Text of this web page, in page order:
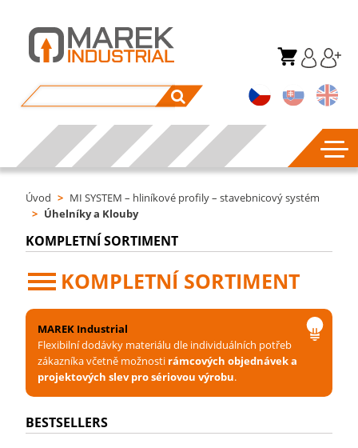
Úvod > MI SYSTEM – hliníkové profily – stavebnicový systém
> Úhelníky a Klouby
KOMPLETNÍ SORTIMENT
KOMPLETNÍ SORTIMENT
MAREK Industrial
Flexibilní dodávky materiálu dle individuálních potřeb
zákazníka včetně možnosti rámcových objednávek a
projektových slev pro sériovou výrobu.
BESTSELLERS